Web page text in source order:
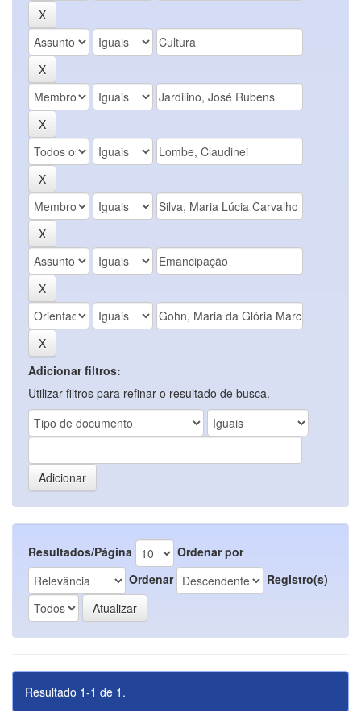
Adicionar filtros:
Utilizar filtros para refinar o resultado de busca.
Resultados/Página
Ordenar por
Ordenar
Registro(s)
Resultado 1-1 de 1.